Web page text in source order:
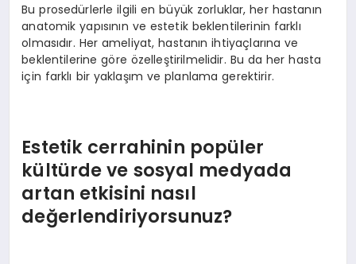
Bu prosedürlerle ilgili en büyük zorluklar, her hastanın
anatomik yapısının ve estetik beklentilerinin farklı
olmasıdır. Her ameliyat, hastanın ihtiyaçlarına ve
beklentilerine göre özelleştirilmelidir. Bu da her hasta
için farklı bir yaklaşım ve planlama gerektirir.
Estetik cerrahinin popüler
kültürde ve sosyal medyada
artan etkisini nasıl
değerlendiriyorsunuz?